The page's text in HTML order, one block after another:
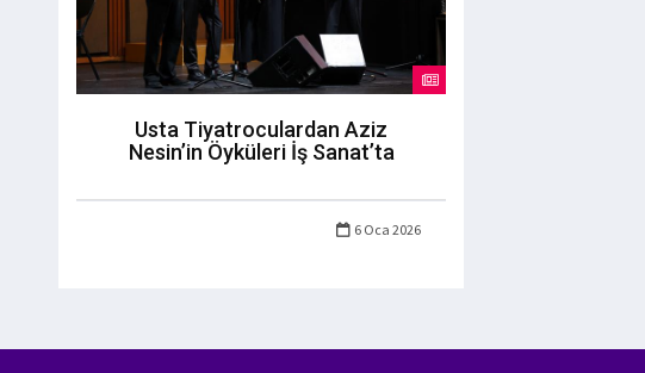
Usta Tiyatroculardan Aziz
Nesin’in Öyküleri İş Sanat’ta
6 Oca 2026